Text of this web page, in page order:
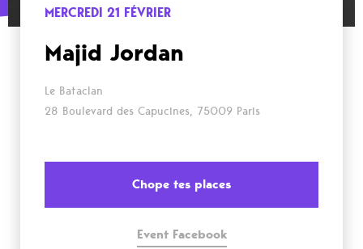
MERCREDI 21 FÉVRIER
Majid Jordan
Le Bataclan
28 Boulevard des Capucines, 75009 Paris
Chope tes places
Event Facebook